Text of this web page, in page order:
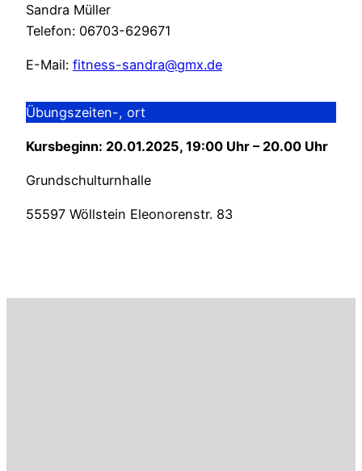
Sandra Müller
Telefon: 06703-629671
E-Mail: fitness-sandra@gmx.de
Übungszeiten-, ort
Kursbeginn: 20.01.2025, 19:00 Uhr – 20.00 Uhr
Grundschulturnhalle
55597 Wöllstein Eleonorenstr. 83